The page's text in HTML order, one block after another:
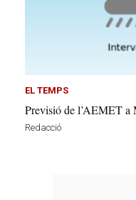
EL TEMPS
Previsió de l’AEMET a
Redacció